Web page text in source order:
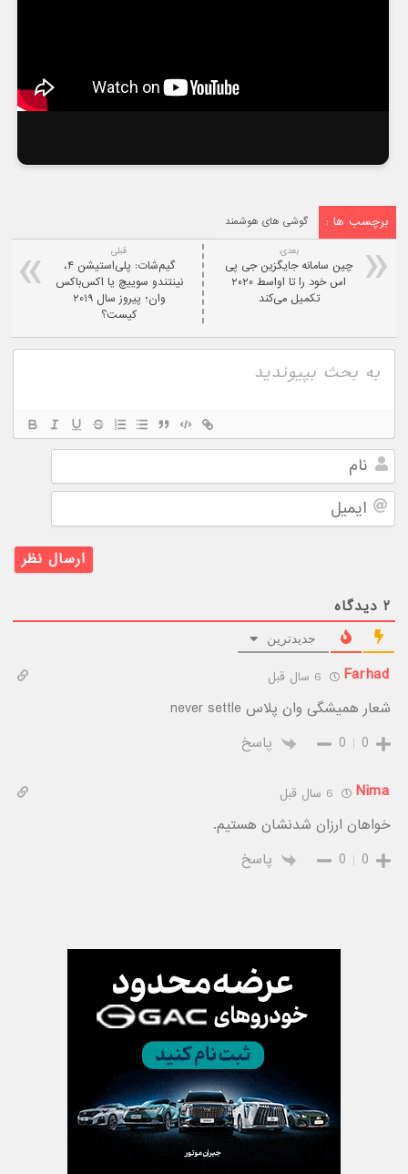
برچسب ها : گوشی های هوشمند
قبلی
گیم‌شات: پلی‌استیشن ۴،
نینتندو سوییچ یا اکس‌باکس
وان؛ پیروز سال ۲۰۱۹
کیست؟
بعدی:
چین سامانه جایگزین جی پی
اس خود را تا اواسط ۲۰۲۰
تکمیل می‌کند
نام
۲ دیدگاه
جدیدترین
Farhad
شعار همیشگی وان پلاس never settle
0
0 پاسخ
Nima
خواهان ارزان شدنشان هستیم.
0
0 پاسخ